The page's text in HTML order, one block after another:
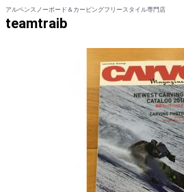
アルペンスノーボード＆カービングフリースタイル専門店
teamtraib